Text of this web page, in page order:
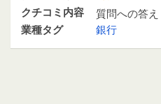
クチコミ内容
質問への答え
業種タグ 銀行